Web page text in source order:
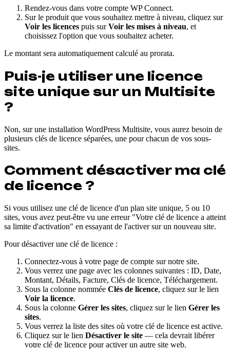
Rendez-vous dans votre compte WP Connect.
Sur le produit que vous souhaitez mettre à niveau, cliquez sur
Voir les licences puis surVoir les mises à niveau, et
choisissez l'option que vous souhaitez acheter.
Le montant sera automatiquement calculé au prorata.
Puis-je utiliser une licence
site unique sur un Multisite
?
Non, sur une installation WordPress Multisite, vous aurez besoin de
plusieurs clés de licence séparées, une pour chacun de vos sous-
sites.
Comment désactiver ma clé
de licence ?
Si vous utilisez une clé de licence d'un plan site unique, 5 ou 10
sites, vous avez peut-être vu une erreur "Votre clé de licence a atteint
sa limite d'activation" en essayant de l'activer sur un nouveau site.
Pour désactiver une clé de licence :
Connectez-vous à votre page de compte sur notre site.
Vous verrez une page avec les colonnes suivantes : ID, Date,
Montant, Détails, Facture, Clés de licence, Téléchargement.
Sous la colonne nommée Clés de licence, cliquez sur le lien
Voir la licence.
Sous la colonne Gérer les sites, cliquez sur le lien Gérer les
sites.
Vous verrez la liste des sites où votre clé de licence est active.
Cliquez sur le lien Désactiver le site — cela devrait libérer
votre clé de licence pour activer un autre site web.